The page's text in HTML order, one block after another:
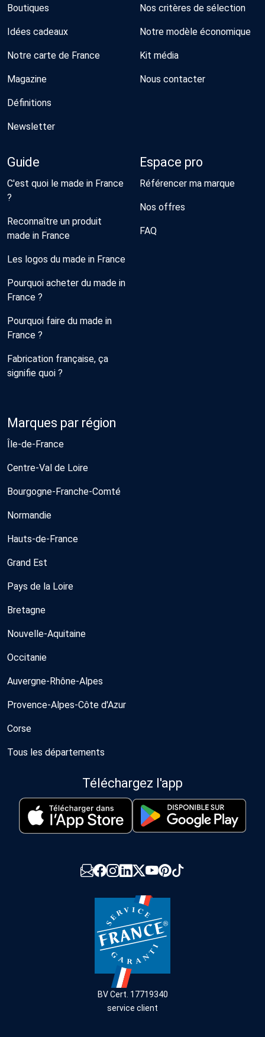
Boutiques
Idées cadeaux
Notre carte de France
Magazine
Définitions
Newsletter
Nos critères de sélection
Notre modèle économique
Kit média
Nous contacter
Guide
C'est quoi le made in France
?
Reconnaître un produit
made in France
Les logos du made in France
Pourquoi acheter du made in
France ?
Pourquoi faire du made in
France ?
Fabrication française, ça
signifie quoi ?
Espace pro
Référencer ma marque
Nos offres
FAQ
Marques par région
Île-de-France
Centre-Val de Loire
Bourgogne-Franche-Comté
Normandie
Hauts-de-France
Grand Est
Pays de la Loire
Bretagne
Nouvelle-Aquitaine
Occitanie
Auvergne-Rhône-Alpes
Provence-Alpes-Côte d'Azur
Corse
Tous les départements
Téléchargez l'app
BV Cert. 17719340
service client